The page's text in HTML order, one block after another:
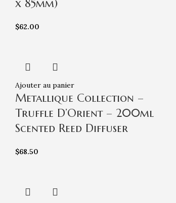
x 85mm)
$62.00
Ajouter au panier
Metallique Collection –
Truffle D’Orient – 200ml
Scented Reed Diffuser
$68.50